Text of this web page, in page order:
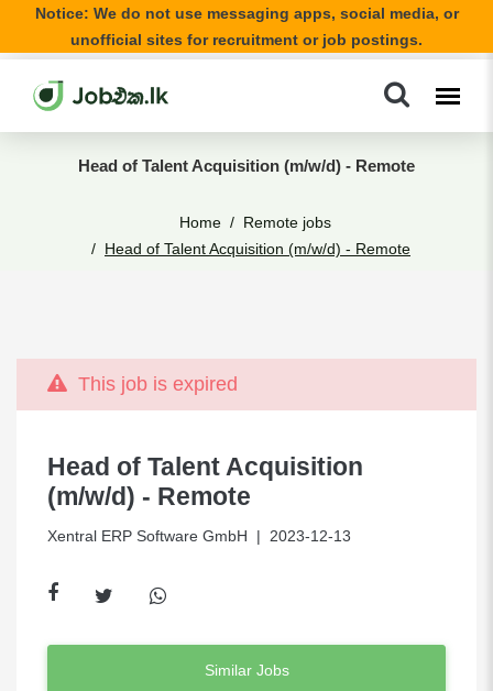
Notice: We do not use messaging apps, social media, or
unofficial sites for recruitment or job postings.
Head of Talent Acquisition (m/w/d) - Remote
Home
Remote jobs
Head of Talent Acquisition (m/w/d) - Remote
This job is expired
Head of Talent Acquisition
(m/w/d) - Remote
Xentral ERP Software GmbH | 2023-12-13
Similar Jobs